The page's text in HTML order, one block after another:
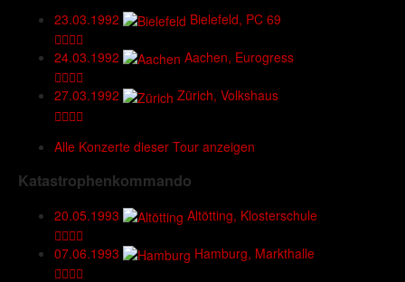
23.03.1992 Bielefeld, PC 69
24.03.1992 Aachen, Eurogress
27.03.1992 Zürich, Volkshaus
Alle Konzerte dieser Tour anzeigen
Katastrophenkommando
20.05.1993 Altötting, Klosterschule
07.06.1993 Hamburg, Markthalle